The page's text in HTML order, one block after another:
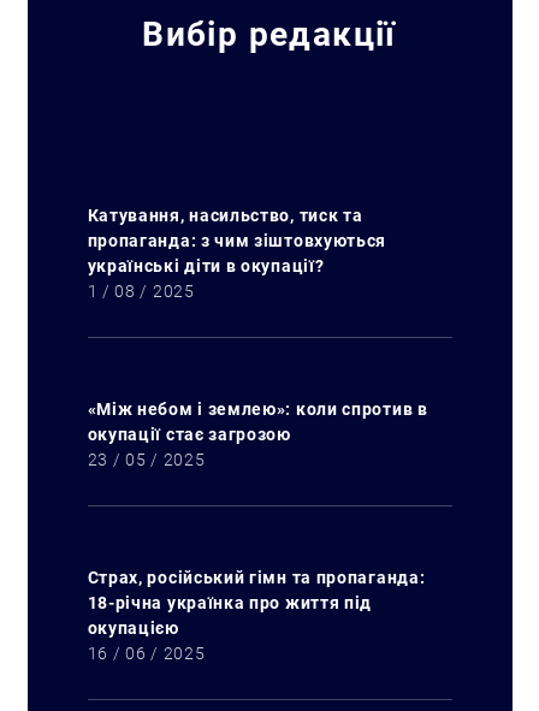
Вибір редакції
Катування, насильство, тиск та
пропаганда: з чим зіштовхуються
українські діти в окупації?
1 / 08 / 2025
«Між небом і землею»: коли спротив в
окупації стає загрозою
23 / 05 / 2025
Страх, російський гімн та пропаганда:
18-річна українка про життя під
окупацією
16 / 06 / 2025